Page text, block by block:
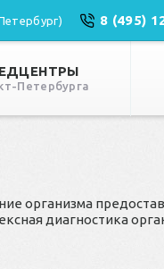
8 (495)
Петербурга
организма
диагностика